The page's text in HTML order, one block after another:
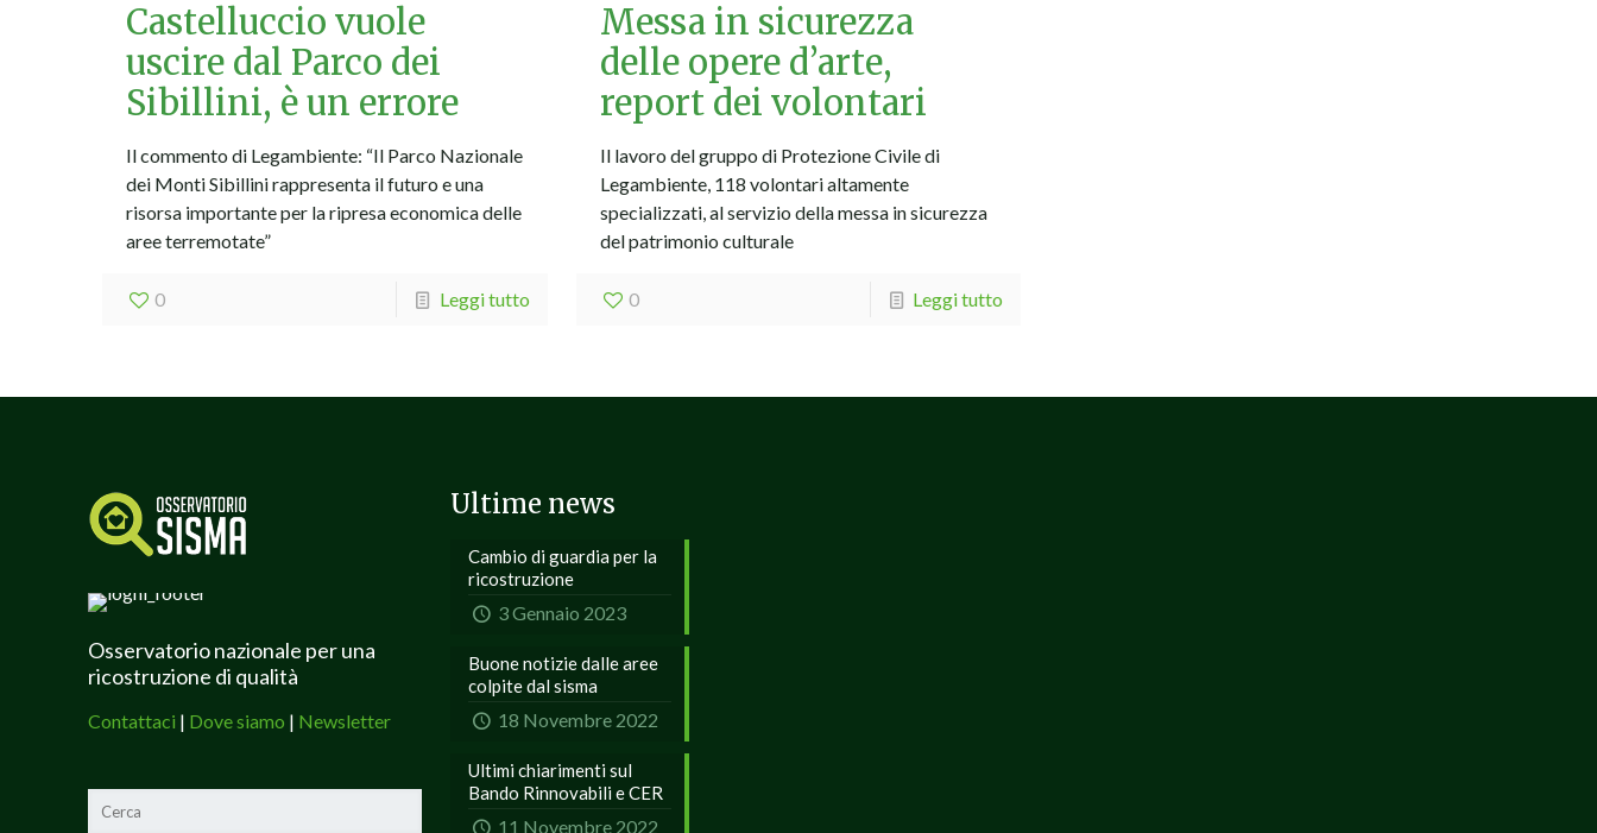
Castelluccio vuole
uscire dal Parco dei
Sibillini, è un errore
Il commento di Legambiente: “Il Parco Nazionale
dei Monti Sibillini rappresenta il futuro e una
risorsa importante per la ripresa economica delle
aree terremotate”
0 Leggi tutto
Messa in sicurezza
delle opere d’arte,
report dei volontari
Il lavoro del gruppo di Protezione Civile di
Legambiente, 118 volontari altamente
specializzati, al servizio della messa in sicurezza
del patrimonio culturale
0 Leggi tutto
Osservatorio nazionale per una
ricostruzione di qualità
Contattaci | Dove siamo | Newsletter
Ultime news
Cambio di guardia per la
ricostruzione
3 Gennaio 2023
Buone notizie dalle aree
colpite dal sisma
18 Novembre 2022
Ultimi chiarimenti sul
Bando Rinnovabili e CER
11 Novembre 2022